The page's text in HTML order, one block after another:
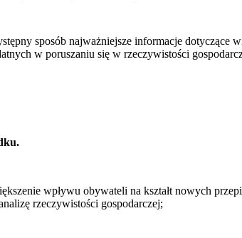
sposób najważniejsze informacje dotyczące
w poruszaniu się w rzeczywistości
wpływu obywateli na kształt nowych
rzeczywistości gospodarczej;